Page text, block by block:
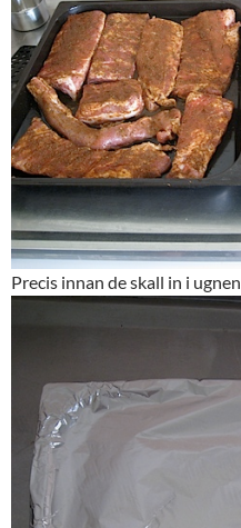
Precis innan de skall in i ugnen.